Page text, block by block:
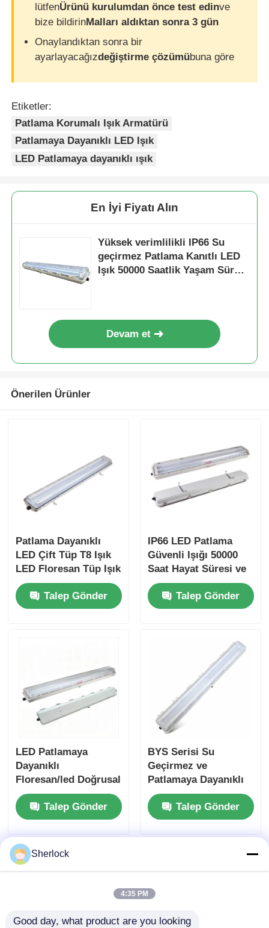
lütfenÜrünü kurulumdan önce test edinve
bize bildirinMalları aldıktan sonra 3 gün
Onaylandıktan sonra bir
ayarlayacağızdeğiştirme çözümübuna göre
Etiketler:
Patlama Korumalı Işık Armatürü
Patlamaya Dayanıklı LED Işık
LED Patlamaya dayanıklı ışık
En İyi Fiyatı Alın
Yüksek verimlilikli IP66 Su
geçirmez Patlama Kanıtlı LED
Işık 50000 Saatlik Yaşam Süresi
Devam et
Önerilen Ürünler
Patlama Dayanıklı
LED Çift Tüp T8 Işık
LED Floresan Tüp Işık
Endüstri Lambası
Talep Gönder
IP66 LED Patlama
Güvenli Işığı 50000
Saat Hayat Süresi ve
Tehlikeli Alanlar için
100-277VAC Geniş
Voltaj
Talep Gönder
LED Patlamaya
Dayanıklı
Floresan/led Doğrusal
Işık
Talep Gönder
BYS Serisi Su
Geçirmez ve
Patlamaya Dayanıklı
Korozyon Önleyici
Floresan / LED Lamba
Talep Gönder
Sherlock
4:35 PM
Good day, what product are you looking